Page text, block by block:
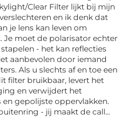
Clear Filter lijkt bij mijn
en ik denk dat
je lens kan leven om
Je moet de polarisator echter
- het kan reflecties
aanbevolen door iemand
Als u slechts af en toe een
filter bruikbaar, levert het
en verwijdert het
en gepolijste oppervlakken.
- jij maakt de call...